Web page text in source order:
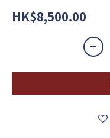
HK$8,500.00